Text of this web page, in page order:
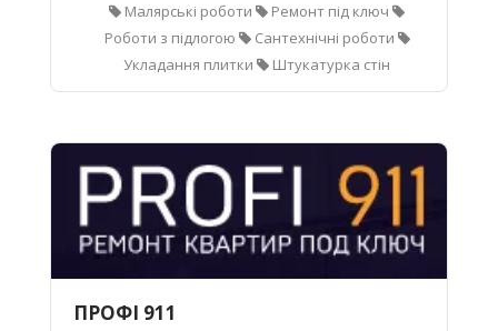
Малярські роботи
Ремонт під ключ
Роботи з підлогою
Сантехнічні роботи
Укладання плитки
Штукатурка стін
ПРОФІ 911